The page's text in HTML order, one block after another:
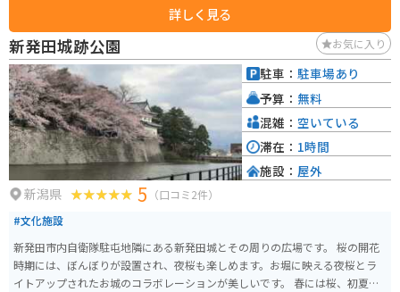
ランでは、へぎそばなど、地元の食材を使った料理を楽しむことができます。
バイクで訪れる場合、道の駅には広い駐車場があるので安心して駐車できま
す。国道17号線は、ツーリングコースとしても人気なので、休憩場所として
利用するのも良いでしょう。周辺には、悠久山公園など、自然豊かな観光スポ
ットも点在しているので、ツーリングの拠点としても最適です。 道の駅 花夢
里にいつは、地元の魅力が詰まった道の駅です。新鮮な農産物や地元グルメ
を楽しみながら、ゆっくりと休憩することができます。
詳しく見る
新発田城跡公園 お気に入り
新潟県 5 （口コミ2件）
#文化施設
新発田市内自衛隊駐屯地隣にある新発田城とその周りの広場です。 桜の開花
時期には、ぼんぼりが設置され、夜桜も楽しめます。お堀に映える夜桜とラ
イトアップされたお城のコラボレーションが美しいです。 春には桜、初夏に
駐車： 駐車場あり
予算： 無料
混雑： 空いている
滞在： 1時間
施設： 屋外